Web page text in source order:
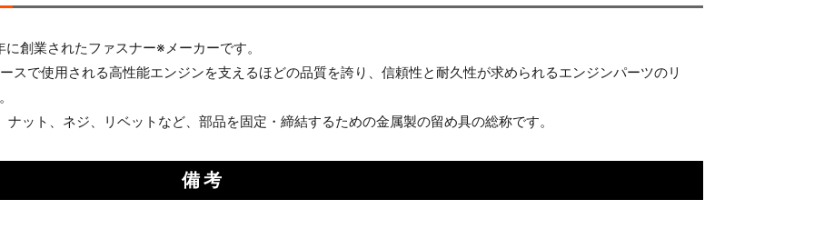
創業されたファスナー※メーカーです。
スで使用される高性能エンジンを支えるほどの品質を誇り、信頼性と耐久性が求められるエンジンパーツのリ
ット、ネジ、リベットなど、部品を固定・締結するための金属製の留め具の総称です。
備考